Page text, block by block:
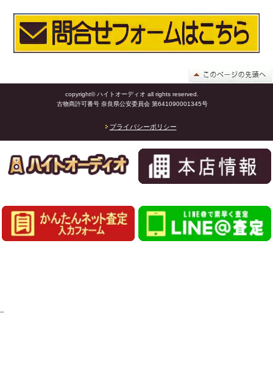
copyright© ハイトオーディオ all rights reserved.
古物商許可番号 奈良県公安委員会 第641090001345号
プライバシーポリシー